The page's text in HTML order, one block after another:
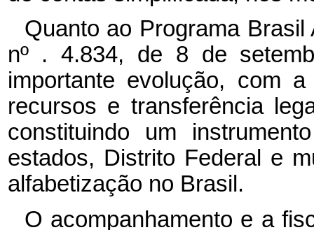
Quanto ao Programa
nº . 4.834, de 8 de
importante evolução, com
recursos e transferência
constituindo um
estados, Distrito Federal e
alfabetização no Brasil.
O acompanhamento e a